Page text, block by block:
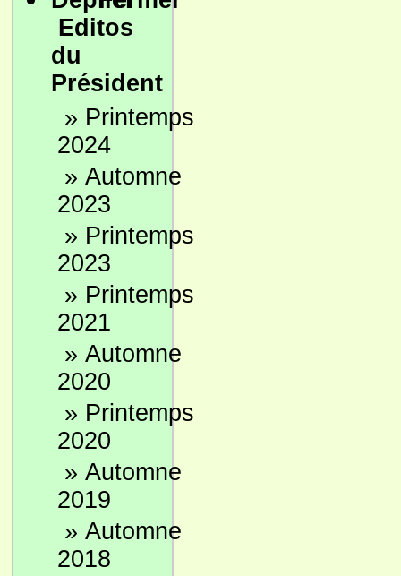
Editos
du
Président
» Printemps
2024
» Automne
2023
» Printemps
2023
» Printemps
2021
» Automne
2020
» Printemps
2020
» Automne
2019
» Automne
2018